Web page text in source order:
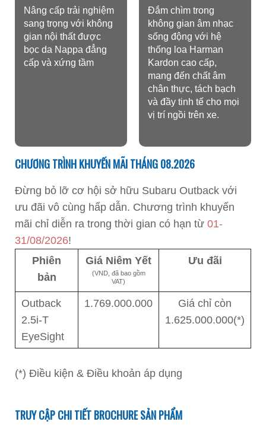
Nâng cấp trải nghiệm
sang trọng với không
gian nội thất được
bọc da Nappa đẳng
cấp và xứng tầm
Đắm chìm trong
không gian âm nhạc
sống động với hệ
thống loa Harman
Kardon cao cấp,
mang đến chất âm
chân thực, tách bạch
và đầy tinh tế cho mọi
vị trí ngồi trên xe.
CHƯƠNG TRÌNH KHUYẾN MÃI THÁNG 08.2026
Đừng bỏ lỡ cơ hội sở hữu Subaru Outback với
ưu đãi vô cùng hấp dẫn. Chương trình khuyến
mãi chỉ diễn ra trong thời gian có hạn từ 01-
31/08/2026​!
Phiên
bản
Giá Niêm Yết
(VND, đã bao gồm
VAT)
Ưu đãi
Outback
2.5i-T
EyeSight
1.769.000.000
Giá chỉ còn
1.625.000.000(*)
(*) Điều kiện & Điều khoản áp dụng
TRUY CẬP CHI TIẾT BROCHURE SẢN PHẨM